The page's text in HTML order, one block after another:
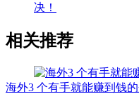
决！
相关推荐
海外3 个有手就能赚到钱